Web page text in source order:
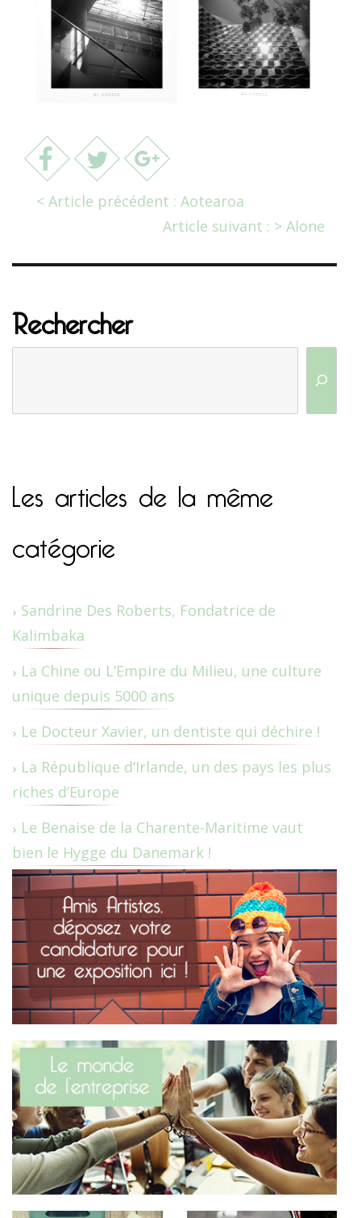
< Article précédent : Aotearoa
Article suivant : > Alone
Rechercher
Les articles de la même
catégorie
Sandrine Des Roberts, Fondatrice de
Kalimbaka
La Chine ou L’Empire du Milieu, une culture
unique depuis 5000 ans
Le Docteur Xavier, un dentiste qui déchire !
La République d’Irlande, un des pays les plus
riches d’Europe
Le Benaise de la Charente-Maritime vaut
bien le Hygge du Danemark !